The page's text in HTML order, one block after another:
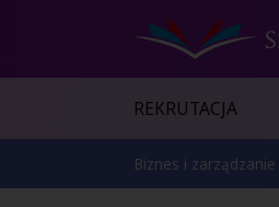
REKRUTACJA
Biznes i zarządzanie